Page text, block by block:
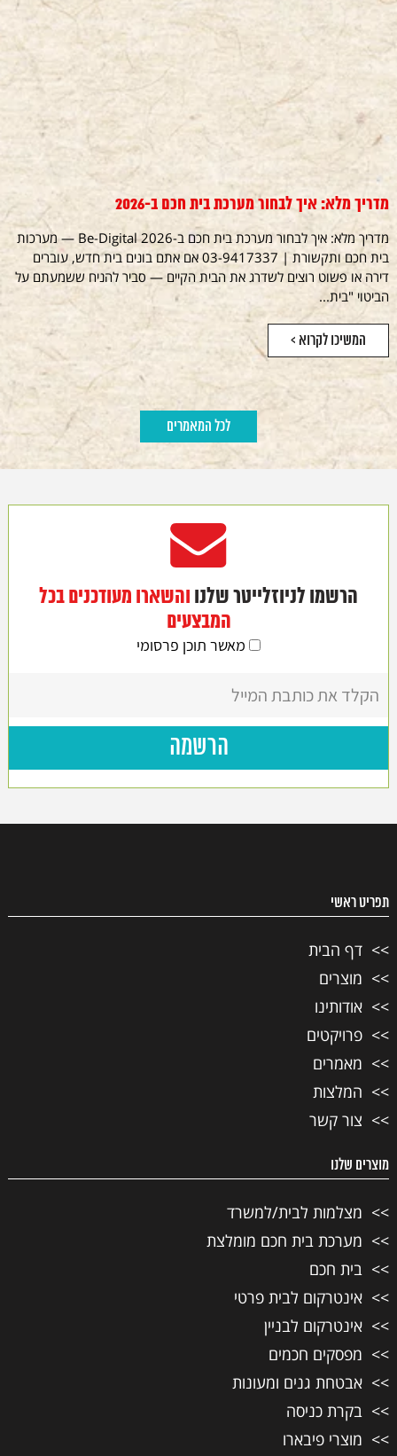
מדריך מלא: איך לבחור מערכת בית חכם ב-2026
מדריך מלא: איך לבחור מערכת בית חכם ב-2026 Be-Digital — מערכות
בית חכם ותקשורת | 03-9417337 אם אתם בונים בית חדש, עוברים
דירה או פשוט רוצים לשדרג את הבית הקיים — סביר להניח ששמעתם על
הביטוי "בית...
המשיכו לקרוא >
לכל המאמרים
הרשמו לניוזלייטר שלנו והשארו מעודכנים בכל
המבצעים
מאשר תוכן פרסומי
תפריט ראשי
דף הבית
מוצרים
אודותינו
פרויקטים
מאמרים
המלצות
צור קשר
מוצרים שלנו
מצלמות לבית/למשרד
מערכת בית חכם מומלצת
בית חכם
אינטרקום לבית פרטי
אינטרקום לבניין
מפסקים חכמים
אבטחת גנים ומעונות
בקרת כניסה
מוצרי פיבארו